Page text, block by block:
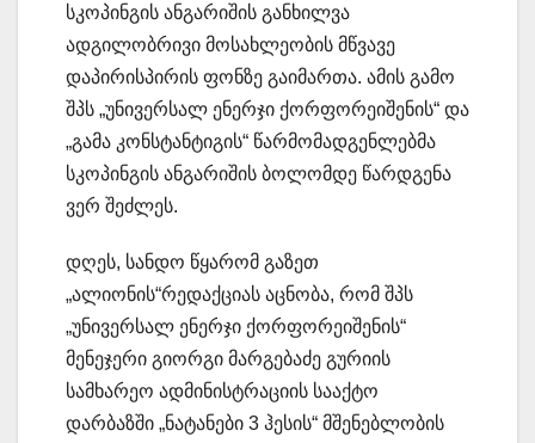
სკოპინგის ანგარიშის განხილვა
ადგილობრივი მოსახლეობის მწვავე
დაპირისპირის ფონზე გაიმართა. ამის გამო
შპს „უნივერსალ ენერჯი ქორფორეიშენის“ და
„გამა კონსტანტიგის“ წარმომადგენლებმა
სკოპინგის ანგარიშის ბოლომდე წარდგენა
ვერ შეძლეს.
დღეს, სანდო წყარომ გაზეთ
„ალიონის“რედაქციას აცნობა, რომ შპს
„უნივერსალ ენერჯი ქორფორეიშენის“
მენეჯერი გიორგი მარგებაძე გურიის
სამხარეო ადმინისტრაციის სააქტო
დარბაზში „ნატანები 3 ჰესის“ მშენებლობის